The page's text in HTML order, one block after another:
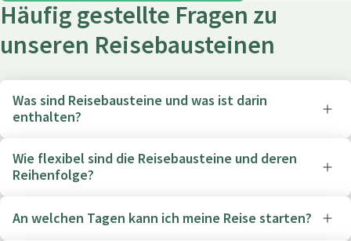
Häufig gestellte Fragen zu
unseren Reisebausteinen
Was sind Reisebausteine und was ist darin
enthalten?
Wie flexibel sind die Reisebausteine und deren
Reihenfolge?
An welchen Tagen kann ich meine Reise starten?